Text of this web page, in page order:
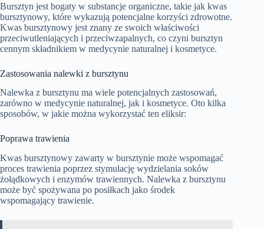
Bursztyn jest bogaty w substancje organiczne, takie jak kwas
bursztynowy, które wykazują potencjalne korzyści zdrowotne.
Kwas bursztynowy jest znany ze swoich właściwości
przeciwutleniających i przeciwzapalnych, co czyni bursztyn
cennym składnikiem w medycynie naturalnej i kosmetyce.
Zastosowania nalewki z bursztynu
Nalewka z bursztynu ma wiele potencjalnych zastosowań,
zarówno w medycynie naturalnej, jak i kosmetyce. Oto kilka
sposobów, w jakie można wykorzystać ten eliksir:
Poprawa trawienia
Kwas bursztynowy zawarty w bursztynie może wspomagać
proces trawienia poprzez stymulację wydzielania soków
żołądkowych i enzymów trawiennych. Nalewka z bursztynu
może być spożywana po posiłkach jako środek
wspomagający trawienie.